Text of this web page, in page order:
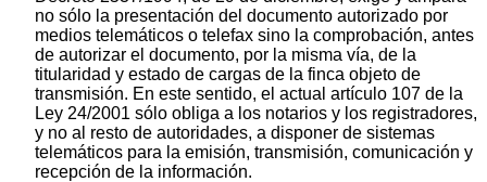
no sólo la presentación del documento autorizado por
medios telemáticos o telefax sino la comprobación, antes
de autorizar el documento, por la misma vía, de la
titularidad y estado de cargas de la finca objeto de
transmisión. En este sentido, el actual artículo 107 de la
Ley 24/2001 sólo obliga a los notarios y los registradores,
y no al resto de autoridades, a disponer de sistemas
telemáticos para la emisión, transmisión, comunicación y
recepción de la información.